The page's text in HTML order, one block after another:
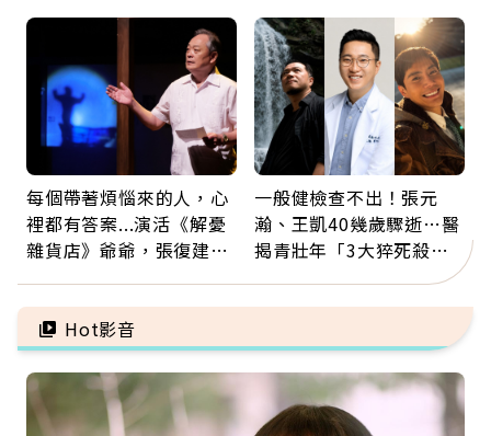
字
每個帶著煩惱來的人，心
裡都有答案...演活《解憂
雜貨店》爺爺，張復建：
善待自己
一般健檢查不出！張元
瀚、王凱40幾歲驟逝…醫
揭青壯年「3大猝死殺
手」：靠2檢查揪出9成地
雷
Hot影音